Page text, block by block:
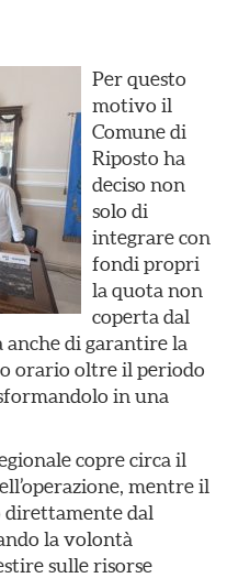
Per questo
motivo il
Comune di
Riposto ha
deciso non
solo di
integrare con
fondi propri
la quota non
coperta dal
di garantire la
orario oltre il periodo
in una
copre circa il
mentre il
direttamente dal
la volontà
sulle risorse